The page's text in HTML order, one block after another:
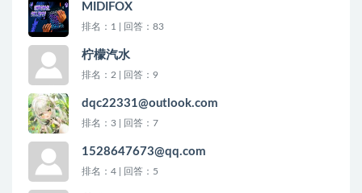
MIDIFOX
排名：1 | 回答：83
柠檬汽水
排名：2 | 回答：9
dqc22331@outlook.com
排名：3 | 回答：7
1528647673@qq.com
排名：4 | 回答：5